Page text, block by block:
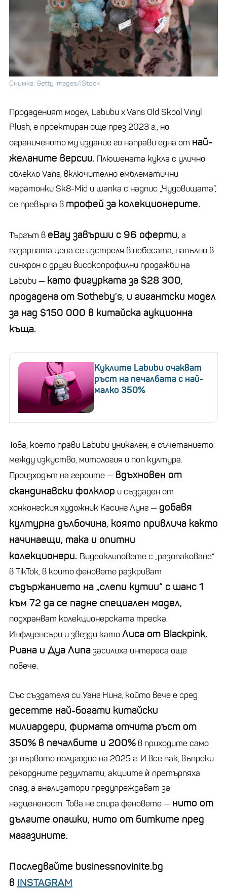
Снимка: Getty Images/iStock
Продаденият модел, LabubuxVans Old SkoolVinyl
Plush, е проектиран още през 2023 г., но
ограниченото му издание го направи една от най-
желаните версии. Плюшената кукла с улично
облеклоVans, включително емблематични
маратонки Sk8-Mid и шапка с надпис „Чудовищата“,
се превърна в трофей за колекционерите.
Търгът вeBay завърши с 96 оферти, а
пазарната цена се изстреля в небесата, напълно в
синхрон с други високопрофилни продажби на
Labubu — като фигурката за $28 300,
продадена от Sotheby’s, и гигантски модел
за над $150 000 в китайска аукционна
къща.
Kуклите Labubu очакват
ръст на печалбата с най-
малко 350%
Това, което прави Labubu уникален, е съчетанието
между изкуство, митология и поп култура.
Произходът на героите — вдъхновен от
скандинавски фолклор и създаден от
хонконгския художник КасингЛунг — добавя
културна дълбочина, която привлича както
начинаещи, така и опитни
колекционери. Видеоклиповете с „разопаковане“
вTikTok, в които феновете разкриват
съдържанието на „слепи кутии“ с шанс 1
към 72 да се падне специален модел,
подхранват колекционерската треска.
Инфлуенсъри и звезди катоЛиса от Blackpink,
Риана и Дуа Липазасилиха интереса още
повече.
Със създателя сиУанг Нинг, който вече е сред
десетте най-богати китайски
милиардери, фирмата отчита ръст от
350% в печалбите и 200% в приходите само
за първото полугодие на 2025 г. И все пак, въпреки
рекордните резултати, акциите ѝ претърпяха
спад, а анализатори предупреждават за
надцененост. Това не спира феновете — нито от
дългите опашки, нито от битките пред
магазините.
Последвайте businessnovinite.bg
в INSTAGRAM